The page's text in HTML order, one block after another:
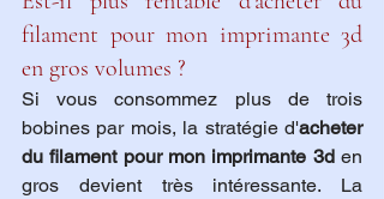
filament pour mon imprimante 3d
en gros volumes ?
Si vous consommez plus de trois
bobines par mois, la stratégie d'acheter
du filament pour mon imprimante 3d en
gros devient très intéressante. La